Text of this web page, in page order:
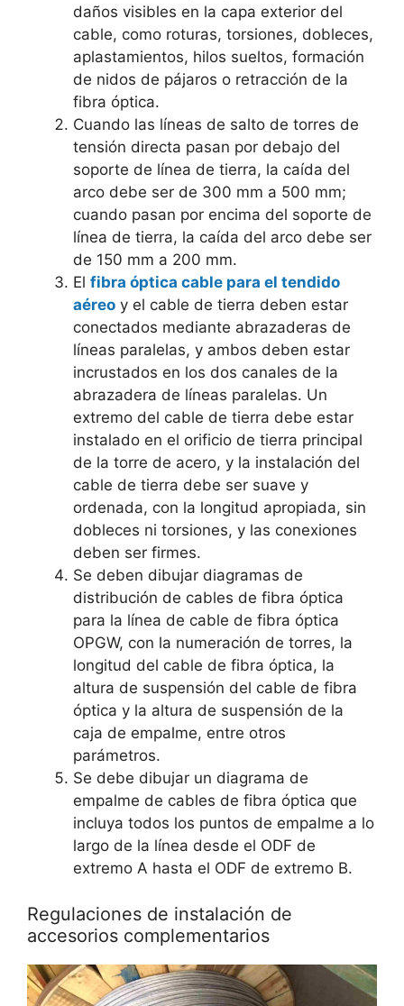
daños visibles en la capa exterior del
cable, como roturas, torsiones, dobleces,
aplastamientos, hilos sueltos, formación
de nidos de pájaros o retracción de la
fibra óptica.
Cuando las líneas de salto de torres de
tensión directa pasan por debajo del
soporte de línea de tierra, la caída del
arco debe ser de 300 mm a 500 mm;
cuando pasan por encima del soporte de
línea de tierra, la caída del arco debe ser
de 150 mm a 200 mm.
El fibra óptica cable para el tendido
aéreo y el cable de tierra deben estar
conectados mediante abrazaderas de
líneas paralelas, y ambos deben estar
incrustados en los dos canales de la
abrazadera de líneas paralelas. Un
extremo del cable de tierra debe estar
instalado en el orificio de tierra principal
de la torre de acero, y la instalación del
cable de tierra debe ser suave y
ordenada, con la longitud apropiada, sin
dobleces ni torsiones, y las conexiones
deben ser firmes.
Se deben dibujar diagramas de
distribución de cables de fibra óptica
para la línea de cable de fibra óptica
OPGW, con la numeración de torres, la
longitud del cable de fibra óptica, la
altura de suspensión del cable de fibra
óptica y la altura de suspensión de la
caja de empalme, entre otros
parámetros.
Se debe dibujar un diagrama de
empalme de cables de fibra óptica que
incluya todos los puntos de empalme a lo
largo de la línea desde el ODF de
extremo A hasta el ODF de extremo B.
Regulaciones de instalación de
accesorios complementarios